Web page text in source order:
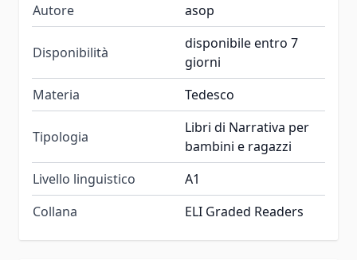
Autore asop
Disponibilità
disponibile entro 7
giorni
Materia
Tedesco
Tipologia
Libri di Narrativa per
bambini e ragazzi
Livello linguistico
A1
Collana
ELI Graded Readers